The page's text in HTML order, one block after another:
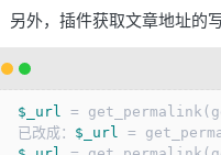
外，插件获取文章地址的写
$_url =
已改成： $_url =